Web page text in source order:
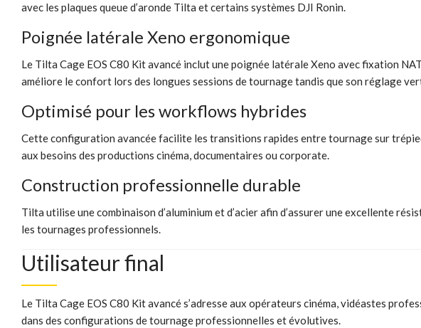
avec les plaques queue d’aronde Tilta et certains systèmes DJI Ronin.
Poignée latérale Xeno ergonomique
Le Tilta Cage EOS C80 Kit avancé inclut une poignée latérale Xeno avec fixation
améliore le confort lors des longues sessions de tournage tandis que son réglage
Optimisé pour les workflows hybrides
Cette configuration avancée facilite les transitions rapides entre tournage sur
aux besoins des productions cinéma, documentaires ou corporate.
Construction professionnelle durable
Tilta utilise une combinaison d’aluminium et d’acier afin d’assurer une excellente
les tournages professionnels.
Utilisateur final
Le Tilta Cage EOS C80 Kit avancé s’adresse aux opérateurs cinéma, vidéastes
dans des configurations de tournage professionnelles et évolutives.